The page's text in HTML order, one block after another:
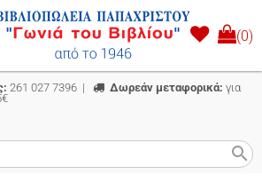
(0)
261 027 7396 | Δωρεάν μεταφορικά: για
search